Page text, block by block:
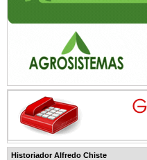
Historiador Alfredo Chiste